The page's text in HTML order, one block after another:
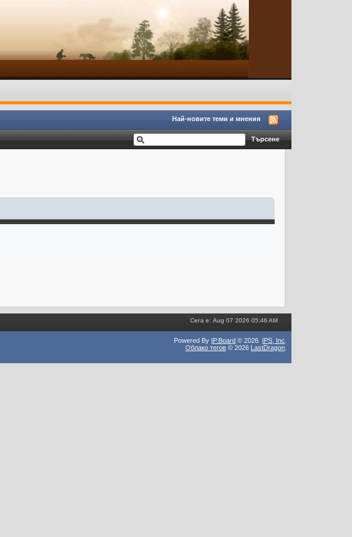
Най-новите теми и мнения
Сега е: Aug 07 2026 05:46 AM
Powered By IP.Board © 2026 IPS, Inc
Облако тегов © 2026 LastDragon